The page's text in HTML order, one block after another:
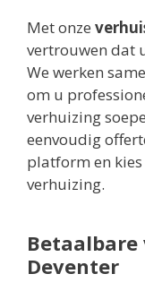
Met onze
vertrouwen dat
We werken
om u
verhuizing
eenvoudig
platform en
verhuizing.
Deventer